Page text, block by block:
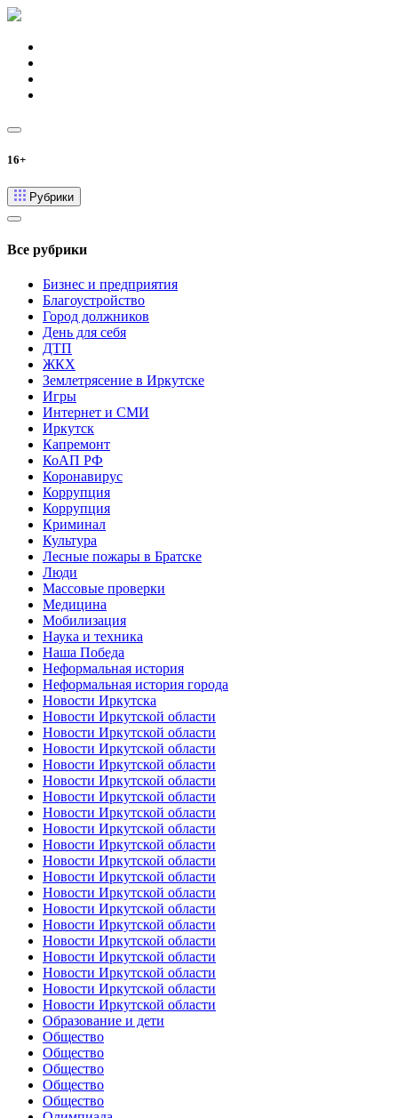
16+
Рубрики
Все рубрики
Бизнес и предприятия
Благоустройство
Город должников
День для себя
ДТП
ЖКХ
Землетрясение в Иркутске
Игры
Интернет и СМИ
Иркутск
Капремонт
КоАП РФ
Коронавирус
Коррупция
Коррупция
Криминал
Культура
Лесные пожары в Братске
Люди
Массовые проверки
Медицина
Мобилизация
Наука и техника
Наша Победа
Неформальная история
Неформальная история города
Новости Иркутска
Новости Иркутской области
Новости Иркутской области
Новости Иркутской области
Новости Иркутской области
Новости Иркутской области
Новости Иркутской области
Новости Иркутской области
Новости Иркутской области
Новости Иркутской области
Новости Иркутской области
Новости Иркутской области
Новости Иркутской области
Новости Иркутской области
Новости Иркутской области
Новости Иркутской области
Новости Иркутской области
Новости Иркутской области
Новости Иркутской области
Новости Иркутской области
Образование и дети
Общество
Общество
Общество
Общество
Общество